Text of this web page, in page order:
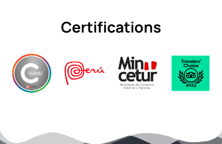
Certifications